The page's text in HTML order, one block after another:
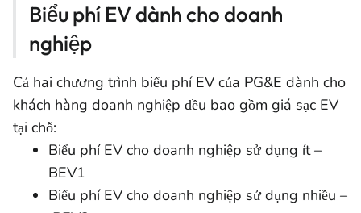
Biểu phí EV dành cho doanh
nghiệp
Cả hai chương trình biểu phí EV của PG&E dành cho
khách hàng doanh nghiệp đều bao gồm giá sạc EV
tại chỗ:
Biểu phí EV cho doanh nghiệp sử dụng ít –
BEV1
Biểu phí EV cho doanh nghiệp sử dụng nhiều –